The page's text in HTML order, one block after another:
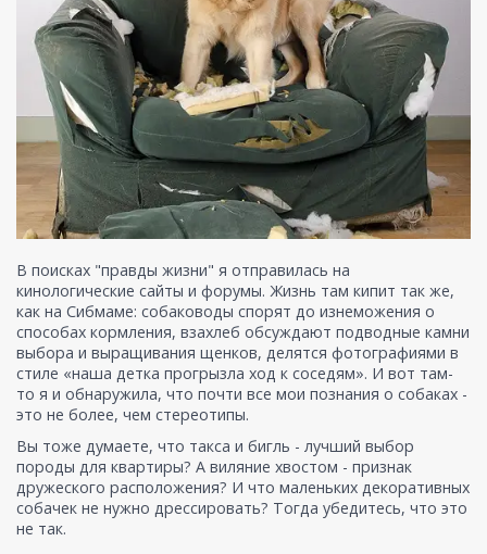
В поисках "правды жизни" я отправилась на
кинологические сайты и форумы. Жизнь там кипит так же,
как на Сибмаме: собаководы спорят до изнеможения о
способах кормления, взахлеб обсуждают подводные камни
выбора и выращивания щенков, делятся фотографиями в
стиле «наша детка прогрызла ход к соседям». И вот там-
то я и обнаружила, что почти все мои познания о собаках -
это не более, чем стереотипы.
Вы тоже думаете, что такса и бигль - лучший выбор
породы для квартиры? А виляние хвостом - признак
дружеского расположения? И что маленьких декоративных
собачек не нужно дрессировать? Тогда убедитесь, что это
не так.